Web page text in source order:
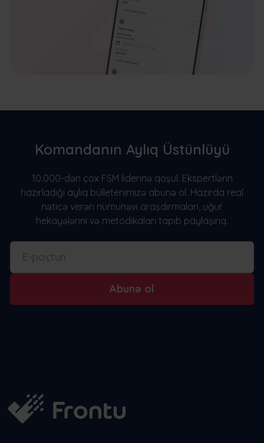
Komandanın Aylıq Üstünlüyü
10.000-dən çox FSM liderinə qoşul. Ekspertlərin
hazırladığı aylıq bülletenimizə abunə ol. Hazırda real
nəticə verən nümunəvi araşdırmaları, uğur
hekayələrini və metodikaları tapıb paylaşırıq.
Abunə ol